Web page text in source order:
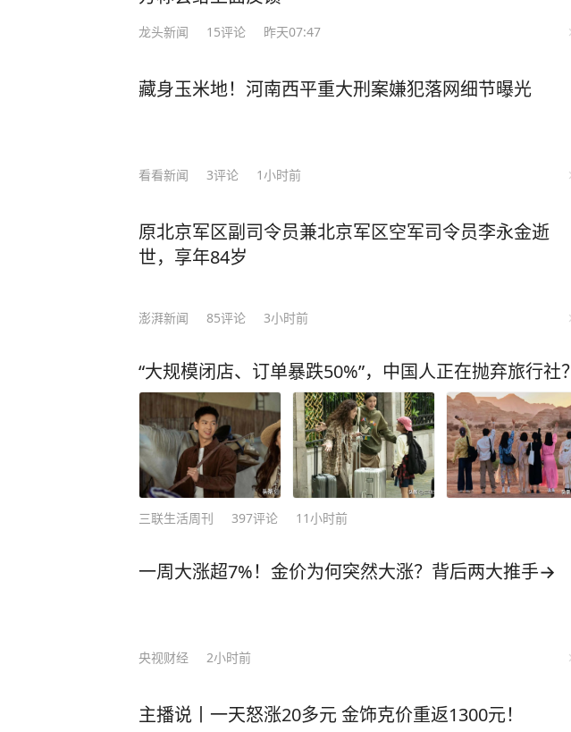
龙头新闻 15评论 昨天07:47
藏身玉米地！河南西平重大刑案嫌犯落网细节曝光
看看新闻 3评论 1小时前
原北京军区副司令员兼北京军区空军司令员李永金逝
世，享年84岁
澎湃新闻 85评论 3小时前
“大规模闭店、订单暴跌50%”，中国人正在抛弃旅行社？
三联生活周刊 397评论 11小时前
一周大涨超7%！金价为何突然大涨？背后两大推手→
央视财经 2小时前
主播说丨一天怒涨20多元 金饰克价重返1300元！